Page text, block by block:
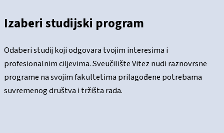
Izaberi studijski program
Odaberi studij koji odgovara tvojim interesima i
profesionalnim ciljevima. Sveučilište Vitez nudi raznovrsne
programe na svojim fakultetima prilagođene potrebama
suvremenog društva i tržišta rada.